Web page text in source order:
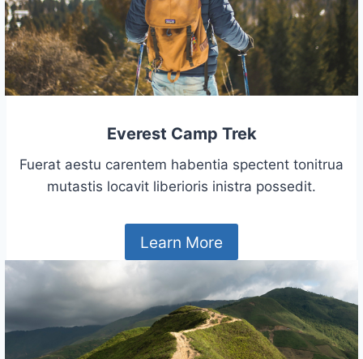
Everest Camp Trek
Fuerat aestu carentem habentia spectent tonitrua
mutastis locavit liberioris inistra possedit.
Learn More